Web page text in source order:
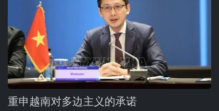
重申越南对多边主义的承诺